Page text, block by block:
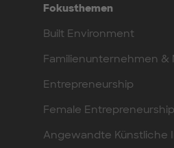
Fokusthemen
Built Environment
Familienunternehmen &
Entrepreneurship
Female Entrepreneurship
Angewandte Künstliche